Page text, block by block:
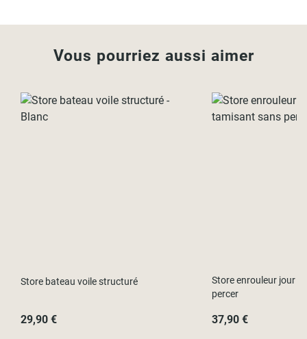
Vous pourriez aussi aimer
Store bateau voile structuré
29,90 €
Store enrouleur jour
percer
37,90 €